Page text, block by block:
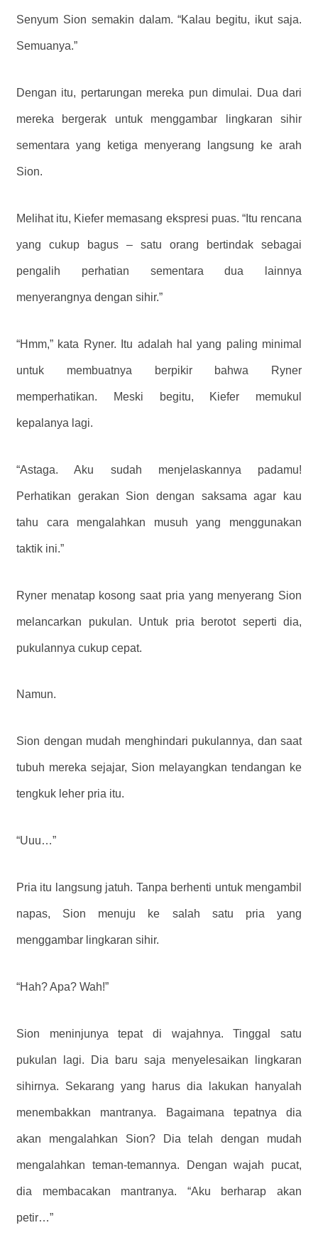
Senyum Sion semakin dalam. “Kalau begitu, ikut saja.
Semuanya.”
Dengan itu, pertarungan mereka pun dimulai. Dua dari
mereka bergerak untuk menggambar lingkaran sihir
sementara yang ketiga menyerang langsung ke arah
Sion.
Melihat itu, Kiefer memasang ekspresi puas. “Itu rencana
yang cukup bagus – satu orang bertindak sebagai
pengalih perhatian sementara dua lainnya
menyerangnya dengan sihir.”
“Hmm,” kata Ryner. Itu adalah hal yang paling minimal
untuk membuatnya berpikir bahwa Ryner
memperhatikan. Meski begitu, Kiefer memukul
kepalanya lagi.
“Astaga. Aku sudah menjelaskannya padamu!
Perhatikan gerakan Sion dengan saksama agar kau
tahu cara mengalahkan musuh yang menggunakan
taktik ini.”
Ryner menatap kosong saat pria yang menyerang Sion
melancarkan pukulan. Untuk pria berotot seperti dia,
pukulannya cukup cepat.
Namun.
Sion dengan mudah menghindari pukulannya, dan saat
tubuh mereka sejajar, Sion melayangkan tendangan ke
tengkuk leher pria itu.
“Uuu…”
Pria itu langsung jatuh. Tanpa berhenti untuk mengambil
napas, Sion menuju ke salah satu pria yang
menggambar lingkaran sihir.
“Hah? Apa? Wah!”
Sion meninjunya tepat di wajahnya. Tinggal satu
pukulan lagi. Dia baru saja menyelesaikan lingkaran
sihirnya. Sekarang yang harus dia lakukan hanyalah
menembakkan mantranya. Bagaimana tepatnya dia
akan mengalahkan Sion? Dia telah dengan mudah
mengalahkan teman-temannya. Dengan wajah pucat,
dia membacakan mantranya. “Aku berharap akan
petir…”